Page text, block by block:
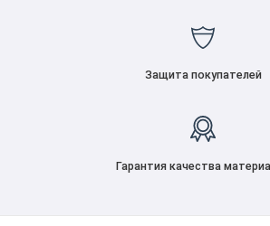
Защита покупателей
Гарантия качества